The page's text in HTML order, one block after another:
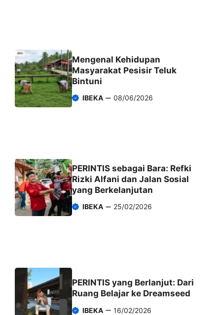
Mengenal Kehidupan
Masyarakat Pesisir Teluk
Bintuni
IBEKA 08/06/2026
PERINTIS sebagai Bara: Refki
Rizki Alfani dan Jalan Sosial
yang Berkelanjutan
IBEKA 25/02/2026
PERINTIS yang Berlanjut: Dari
Ruang Belajar ke Dreamseed
IBEKA 16/02/2026